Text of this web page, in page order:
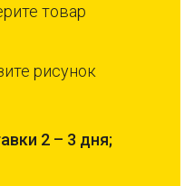
товар
рисунок
2 – 3 дня;